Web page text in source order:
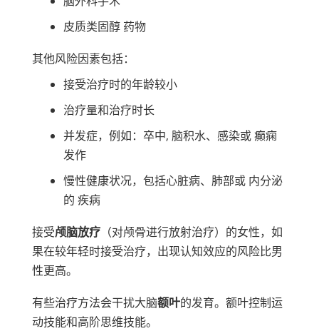
皮质类固醇药物
其他风险因素包括：
接受治疗时的年龄较小
治疗量和治疗时长
并发症，例如： 卒中, 脑积水、感染或癫痫
发作
慢性健康状况，包括心脏病、肺部或 内分泌
的 疾病
接受颅脑放疗（对颅骨进行放射治疗）的女性，如
果在较年轻时接受治疗，出现认知效应的风险比男
性更高。
有些治疗方法会干扰大脑额叶的发育。额叶控制运
动技能和高阶思维技能。